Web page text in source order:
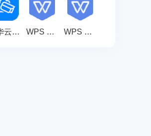
大华云联 官方版 v1.001.0000127 WPS Office 官方最新版12.1.0.28043 WPS Office 官方最新版12.1.0.28043